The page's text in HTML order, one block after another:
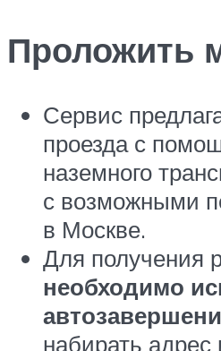
Проложить
Сервис
проезда с
наземного
с возможными
в Москве.
Для получения
необходимо
набирать